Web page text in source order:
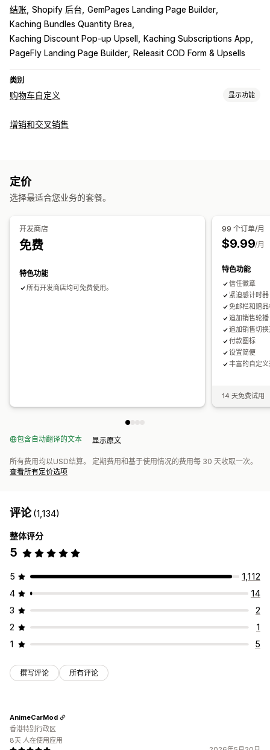
结账 Shopify 后台 GemPages Landing Page Builder
Kaching Bundles Quantity Brea
Kaching Discount Pop‑up Upsell
Kaching Subscriptions App
PageFly Landing Page Builder
Releasit COD Form & Upsells
类别
购物车自定义 显示功能
购物车显示
产品推荐
增销和交叉销售
定价
选择最适合您业务的套餐。
开发商店
免费
特色功能
所有开发商店均可免费使用。
99 个订单/月
$9.99/月
特色功能
信任徽章
紧迫感计时器
免邮栏和赠
追加销售轮播
追加销售切
付款图标
设置简便
丰富的自定
14 天免费试用
包含自动翻译的文本 显示原文
所有费用均以USD结算。 定期费用和基于使用情况的费用每 30 天收取一次。
查看所有定价选项
评论(1,134)
整体评分
5
5
1,112
4
14
3
2
2
1
1
5
撰写评论 所有评论
AnimeCarMod
香港特别行政区
8天 人在使用应用